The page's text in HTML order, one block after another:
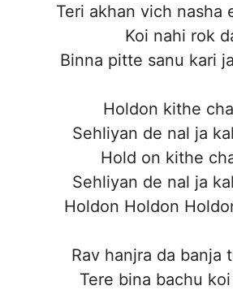
Teri akhan vich nasha
Koi nahi rok
Binna pitte sanu kari
Holdon kithe
Sehliyan de nal ja
Hold on kithe
Sehliyan de nal ja
Holdon Holdon
Rav hanjra da banja
Tere bina bachu